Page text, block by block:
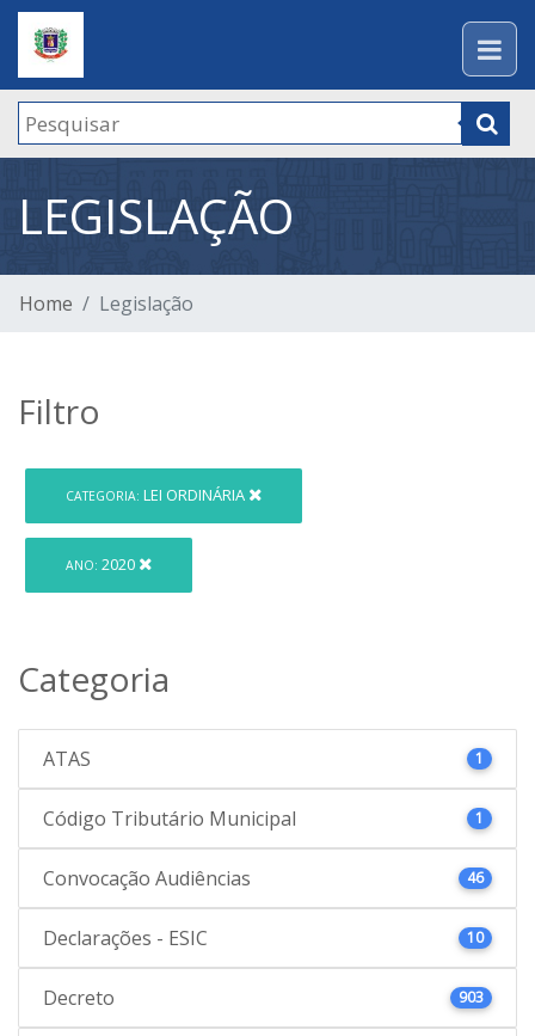
LEGISLAÇÃO
Home Legislação
Filtro
CATEGORIA: LEI ORDINÁRIA
ANO: 2020
Categoria
ATAS 1
Código Tributário Municipal 1
Convocação Audiências 46
Declarações - ESIC 10
Decreto 903